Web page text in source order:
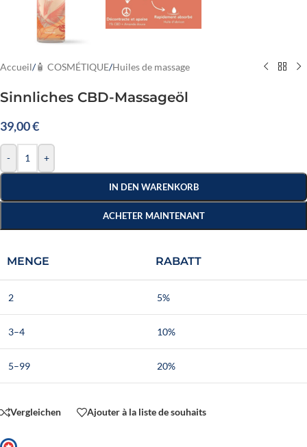
Accueil/🧴 COSMÉTIQUE/Huiles de massage
Sinnliches CBD-Massageöl
39,00€
- +
IN DEN WARENKORB
ACHETER MAINTENANT
MENGE RABATT
2 5%
3–4 10%
5–99 20%
Vergleichen Ajouter à la liste de souhaits